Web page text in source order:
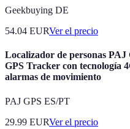
Geekbuying DE
54.04 EURVer el precio
Localizador de personas
GPS Tracker con tecnología
alarmas de movimiento
PAJ GPS ES/PT
29.99 EURVer el precio